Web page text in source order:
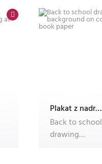
Plakat z nadrukiem Dec'n'Roll
Back to school
drawing